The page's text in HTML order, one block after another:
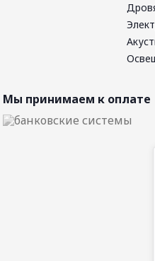
Мы принимаем к оплате